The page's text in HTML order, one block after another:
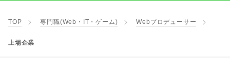
TOP 専門職(Web・IT・ゲーム) Webプロデューサー
上場企業